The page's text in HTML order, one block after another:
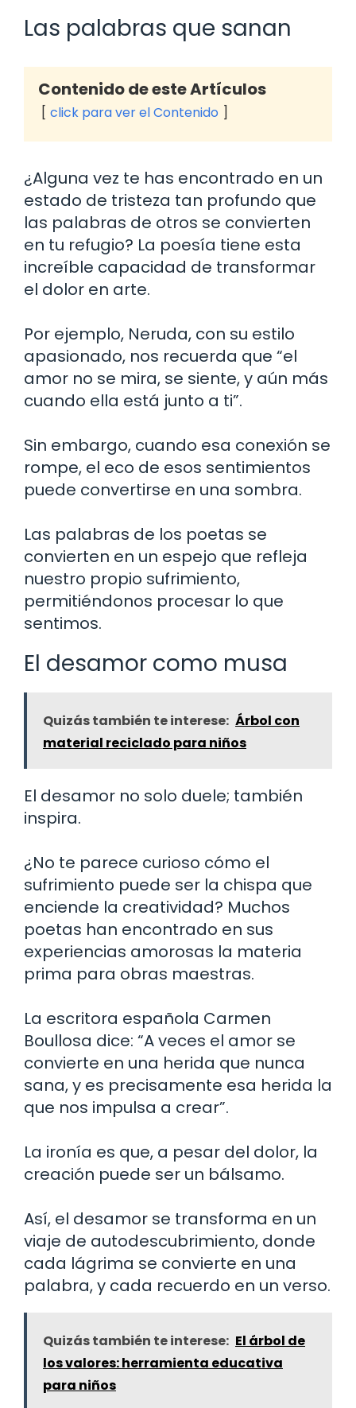
Las palabras que sanan
Contenido de este Artículos
click para ver el Contenido
¿Alguna vez te has encontrado en un
estado de tristeza tan profundo que
las palabras de otros se convierten
en tu refugio? La poesía tiene esta
increíble capacidad de transformar
el dolor en arte.
Por ejemplo, Neruda, con su estilo
apasionado, nos recuerda que “el
amor no se mira, se siente, y aún más
cuando ella está junto a ti”.
Sin embargo, cuando esa conexión se
rompe, el eco de esos sentimientos
puede convertirse en una sombra.
Las palabras de los poetas se
convierten en un espejo que refleja
nuestro propio sufrimiento,
permitiéndonos procesar lo que
sentimos.
El desamor como musa
Quizás también te interese: Árbol con
material reciclado para niños
El desamor no solo duele; también
inspira.
¿No te parece curioso cómo el
sufrimiento puede ser la chispa que
enciende la creatividad? Muchos
poetas han encontrado en sus
experiencias amorosas la materia
prima para obras maestras.
La escritora española Carmen
Boullosa dice: “A veces el amor se
convierte en una herida que nunca
sana, y es precisamente esa herida la
que nos impulsa a crear”.
La ironía es que, a pesar del dolor, la
creación puede ser un bálsamo.
Así, el desamor se transforma en un
viaje de autodescubrimiento, donde
cada lágrima se convierte en una
palabra, y cada recuerdo en un verso.
Quizás también te interese: El árbol de
los valores: herramienta educativa
para niños